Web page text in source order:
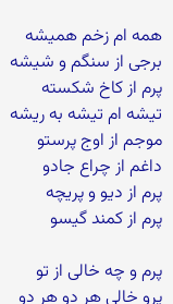
همه ام زخم همیشه
برجی از سنگم و شیشه
پرم از کاخ شکسته
تیشه ام تیشه به ریشه
موجم از اوج پرستو
داغم از چراع جادو
پرم از دیو و پریچه
پرم از کمند گیسو
پرم و چه خالی از تو
پرو خالی هر دو هر دو